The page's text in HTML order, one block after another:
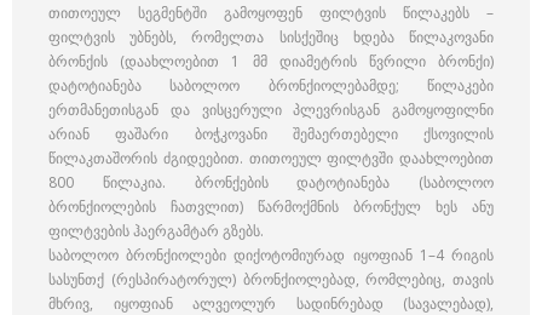
თითოეულ სეგმენტში გამოყოფენ ფილტვის წილაკებს –
ფილტვის უბნებს, რომელთა სისქეშიც ხდება წილაკოვანი
ბრონქის (დაახლოებით 1 მმ დიამეტრის წვრილი ბრონქი)
დატოტიანება საბოლოო ბრონქიოლებამდე; წილაკები
ერთმანეთისგან და ვისცერული პლევრისგან გამოყოფილნი
არიან ფაშარი ბოჭკოვანი შემაერთებელი ქსოვილის
წილაკთაშორის ძგიდეებით. თითოეულ ფილტვში დაახლოებით
800 წილაკია. ბრონქების დატოტიანება (საბოლოო
ბრონქიოლების ჩათვლით) წარმოქმნის ბრონქულ ხეს ანუ
ფილტვების ჰაერგამტარ გზებს.
საბოლოო ბრონქიოლები დიქოტომიურად იყოფიან 1–4 რიგის
სასუნთქ (რესპირატორულ) ბრონქიოლებად, რომლებიც, თავის
მხრივ, იყოფიან ალვეოლურ სადინრებად (სავალებად),